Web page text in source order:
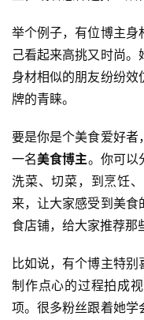
举个例子，有位博主身
己看起来高挑又时尚
身材相似的朋友纷纷效
牌的青睐。
要是你是个美食爱好者
一名美食博主。你可以
洗菜、切菜，到烹饪
来，让大家感受到美
食店铺，给大家推荐那
比如说，有个博主特
制作点心的过程拍成
项。很多粉丝跟着她学